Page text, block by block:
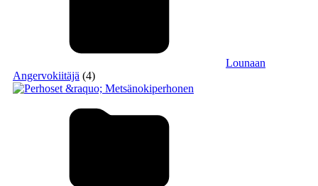
Lounaan
Angervokiitäjä (4)